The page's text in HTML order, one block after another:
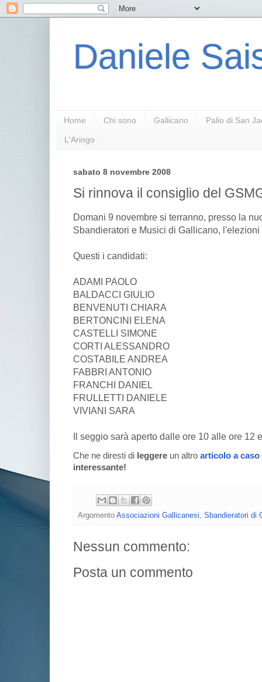
Daniele
Home Chi sono Gallicano Palio di San
L'Aringo
sabato 8 novembre 2008
Si rinnova il consiglio del
Domani 9 novembre si terranno, presso la
Sbandieratori e Musici di Gallicano,
Questi i candidati:
ADAMI PAOLO
BALDACCI GIULIO
BENVENUTI CHIARA
BERTONCINI ELENA
CASTELLI SIMONE
CORTI ALESSANDRO
COSTABILE ANDREA
FABBRI ANTONIO
FRANCHI DANIEL
FRULLETTI DANIELE
VIVIANI SARA
Il seggio sarà aperto dalle ore 10 alle ore 12
Che ne diresti di leggere un altro articolo a caso
interessante!
Argomento Associazioni Gallicanesi Sbandieratori di
Nessun commento:
Posta un commento